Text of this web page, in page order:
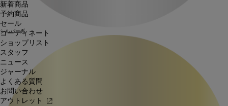
新着商品
予約商品
セール
コーディネート
ショップリスト
スタッフ
ニュース
ジャーナル
よくある質問
お問い合わせ
アウトレット
シルバー系